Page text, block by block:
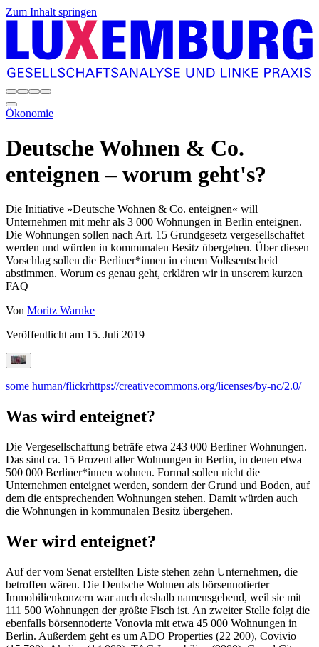
Zum Inhalt springen
Ökonomie
Deutsche Wohnen & Co.
enteignen – worum geht's?
Die Initiative »Deutsche Wohnen & Co. enteignen« will
Unternehmen mit mehr als 3 000 Wohnungen in Berlin enteignen.
Die Wohnungen sollen nach Art. 15 Grundgesetz vergesellschaftet
werden und würden in kommunalen Besitz übergehen. Über diesen
Vorschlag sollen die Berliner*innen in einem Volksentscheid
abstimmen. Worum es genau geht, erklären wir in unserem kurzen
FAQ
Von Moritz Warnke
Veröffentlicht am 15. Juli 2019
some human/flickrhttps://creativecommons.org/licenses/by-nc/2.0/
Was wird enteignet?
Die Vergesellschaftung beträfe etwa 243 000 Berliner Wohnungen.
Das sind ca. 15 Prozent aller Wohnungen in Berlin, in denen etwa
500 000 Berliner*innen wohnen. Formal sollen nicht die
Unternehmen enteignet werden, sondern der Grund und Boden, auf
dem die entsprechenden Wohnungen stehen. Damit würden auch
die Wohnungen in kommunalen Besitz übergehen.
Wer wird enteignet?
Auf der vom Senat erstellten Liste stehen zehn Unternehmen, die
betroffen wären. Die Deutsche Wohnen als börsennotierter
Immobilienkonzern war auch deshalb namensgebend, weil sie mit
111 500 Wohnungen der größte Fisch ist. An zweiter Stelle folgt die
ebenfalls börsennotierte Vonovia mit etwa 45 000 Wohnungen in
Berlin. Außerdem geht es um ADO Properties (22 200), Covivio